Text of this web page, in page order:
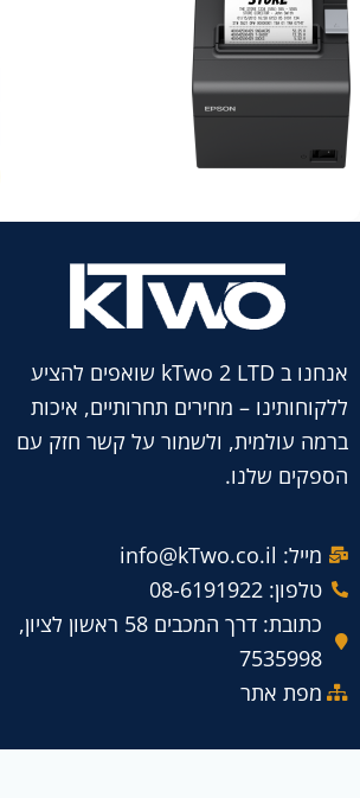
אנחנו ב kTwo 2 LTD שואפים להציע
ללקוחותינו – מחירים תחרותיים, איכות
ברמה עולמית, ולשמור על קשר חזק עם
הספקים שלנו.
מייל: info@kTwo.co.il
טלפון: 08-6191922
כתובת: דרך המכבים 58 ראשון לציון,
7535998
מפת אתר